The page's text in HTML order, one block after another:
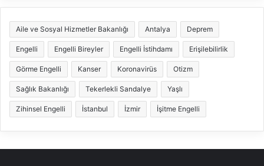
Aile ve Sosyal Hizmetler Bakanlığı Antalya Deprem
Engelli Engelli Bireyler Engelli İstihdamı Erişilebilirlik
Görme Engelli Kanser Koronavirüs Otizm
Sağlık Bakanlığı Tekerlekli Sandalye Yaşlı
Zihinsel Engelli İstanbul İzmir İşitme Engelli